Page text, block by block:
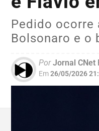
Pedido ocorre
Bolsonaro e o
PorJornal CNet
Em26/05/2026